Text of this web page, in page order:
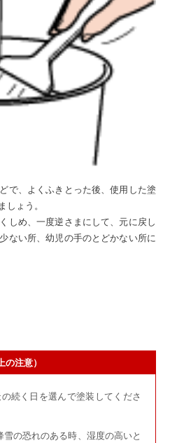
で、よくふきとった後、使用した塗
しょう。
しめ、一度逆さまにして、元に戻し
ない所、幼児の手のとどかない所に
注意）
続く日を選んで塗装してくださ
の恐れのある時、湿度の高いと